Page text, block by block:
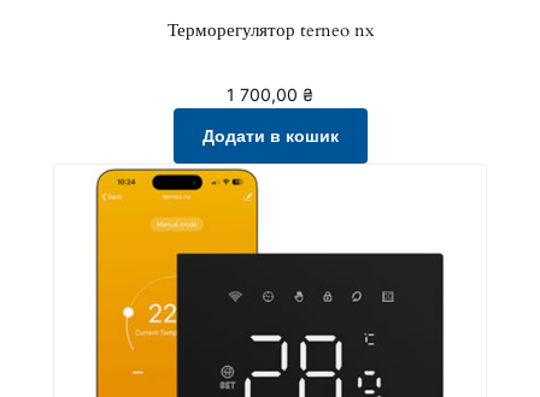
Терморегулятор terneo nx
1 700,00 ₴
Додати в кошик